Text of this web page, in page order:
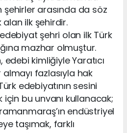
arasında da söz
ilk şehirdir.
şehri olan ilk Türk
mazhar olmuştur.
edebi kimliğiyle Yaratıcı
almayı fazlasıyla hak
edebiyatının sesini
bu unvanı kullanacak;
endüstriyel
taşımak, farklı